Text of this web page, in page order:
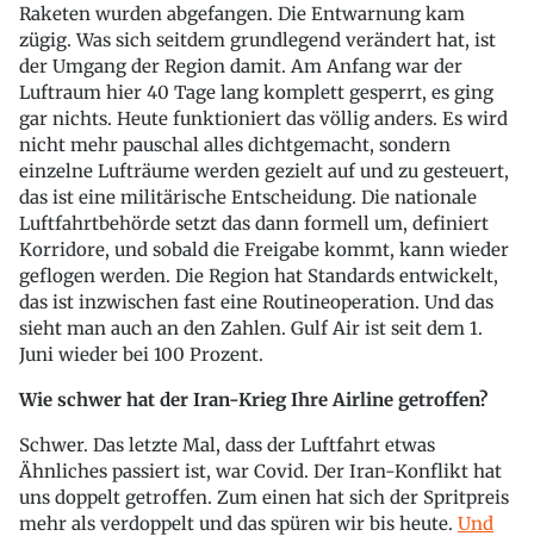
Raketen wurden abgefangen. Die Entwarnung kam
zügig. Was sich seitdem grundlegend verändert hat, ist
der Umgang der Region damit. Am Anfang war der
Luftraum hier 40 Tage lang komplett gesperrt, es ging
gar nichts. Heute funktioniert das völlig anders. Es wird
nicht mehr pauschal alles dichtgemacht, sondern
einzelne Lufträume werden gezielt auf und zu gesteuert,
das ist eine militärische Entscheidung. Die nationale
Luftfahrtbehörde setzt das dann formell um, definiert
Korridore, und sobald die Freigabe kommt, kann wieder
geflogen werden. Die Region hat Standards entwickelt,
das ist inzwischen fast eine Routineoperation. Und das
sieht man auch an den Zahlen. Gulf Air ist seit dem 1.
Juni wieder bei 100 Prozent.
Wie schwer hat der Iran-Krieg Ihre Airline getroffen?
Schwer. Das letzte Mal, dass der Luftfahrt etwas
Ähnliches passiert ist, war Covid. Der Iran-Konflikt hat
uns doppelt getroffen. Zum einen hat sich der Spritpreis
mehr als verdoppelt und das spüren wir bis heute. Und